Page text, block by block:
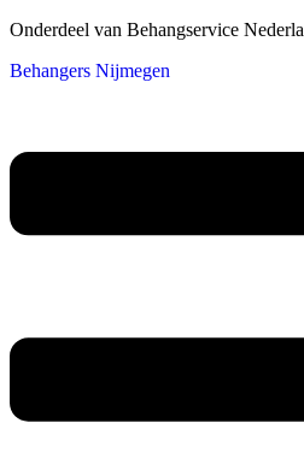
Onderdeel van Behangservice
Behangers Nijmegen